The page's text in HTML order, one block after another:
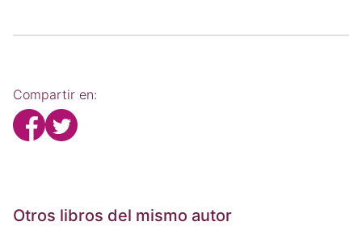
Compartir en:
Otros libros del mismo autor